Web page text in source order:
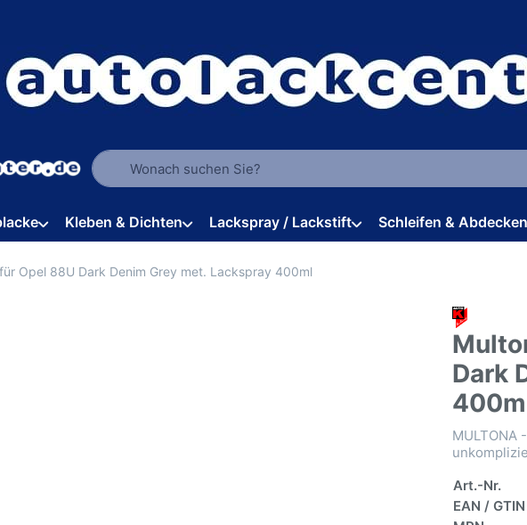
Geben Sie einen Suchbegriff ein. Während Sie tippen, erscheinen
Kleben & Dichten Lackspray / Lackstift Schleifen &
Opel 88U Dark Denim Grey met. Lackspray 400ml
Dark
MULTONA
Art.-Nr.
EAN / GTIN